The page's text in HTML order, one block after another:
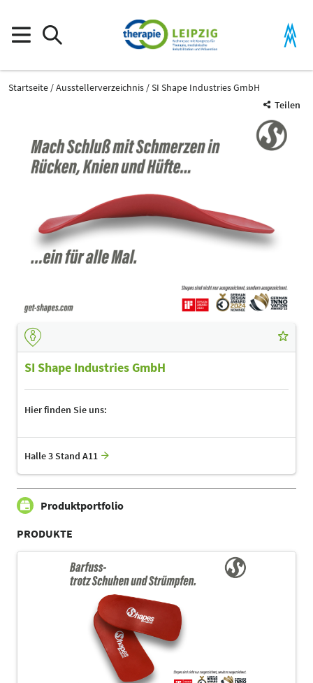
Startseite Ausstellerverzeichnis
SI Shape Industries GmbH
Teilen
SI Shape Industries GmbH
Hier finden Sie uns:
Halle 3 Stand A11
Produktportfolio
PRODUKTE